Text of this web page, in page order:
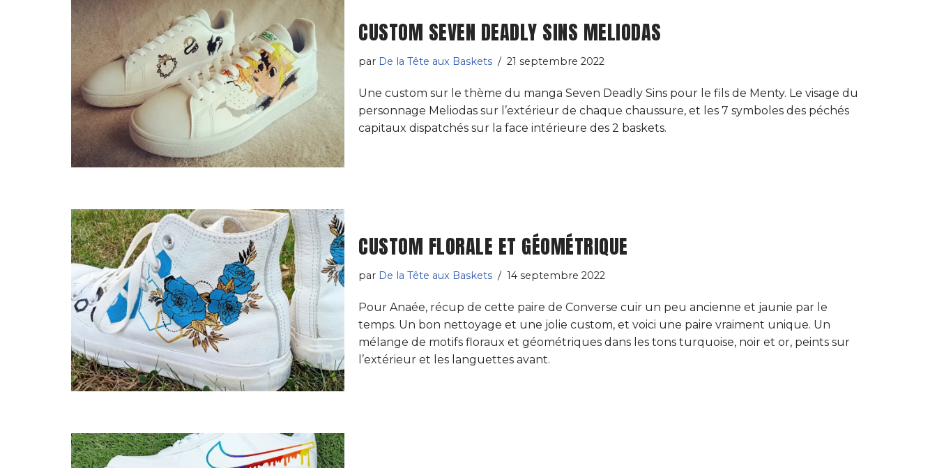
CUSTOM SEVEN DEADLY SINS MELIODAS
par De la Tête aux Baskets 21 septembre 2022
Une custom sur le thème du manga Seven Deadly Sins pour le fils de Menty. Le visage du
personnage Meliodas sur l’extérieur de chaque chaussure, et les 7 symboles des péchés
capitaux dispatchés sur la face intérieure des 2 baskets.
CUSTOM FLORALE ET GÉOMÉTRIQUE
par De la Tête aux Baskets 14 septembre 2022
Pour Anaée, récup de cette paire de Converse cuir un peu ancienne et jaunie par le
temps. Un bon nettoyage et une jolie custom, et voici une paire vraiment unique. Un
mélange de motifs floraux et géométriques dans les tons turquoise, noir et or, peints sur
l’extérieur et les languettes avant.